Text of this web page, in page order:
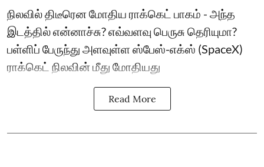
நிலவில் திடீரென மோதிய ராக்கெட் பாகம் - அந்த
இடத்தில் என்னாச்சு? எவ்வளவு பெருசு தெரியுமா?
பள்ளிப் பேருந்து அளவுள்ள ஸ்பேஸ்-எக்ஸ் (SpaceX)
ராக்கெட் நிலவின் மீது மோதியது
Read More